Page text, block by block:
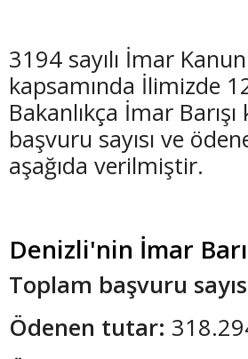
3194 sayılı İmar
kapsamında İlimizde
Bakanlıkça İmar
başvuru sayısı ve
aşağıda verilmiştir.
Denizli'nin İmar
Toplam başvuru
Ödenen tutar: